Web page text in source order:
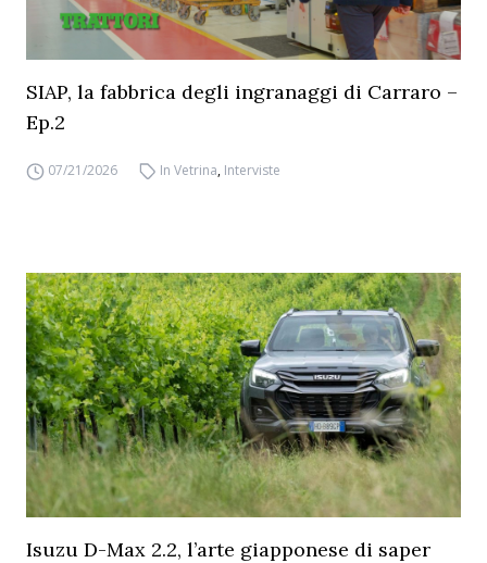
SIAP, la fabbrica degli ingranaggi di Carraro –
Ep.2
07/21/2026 In Vetrina, Interviste
Isuzu D-Max 2.2, l’arte giapponese di saper